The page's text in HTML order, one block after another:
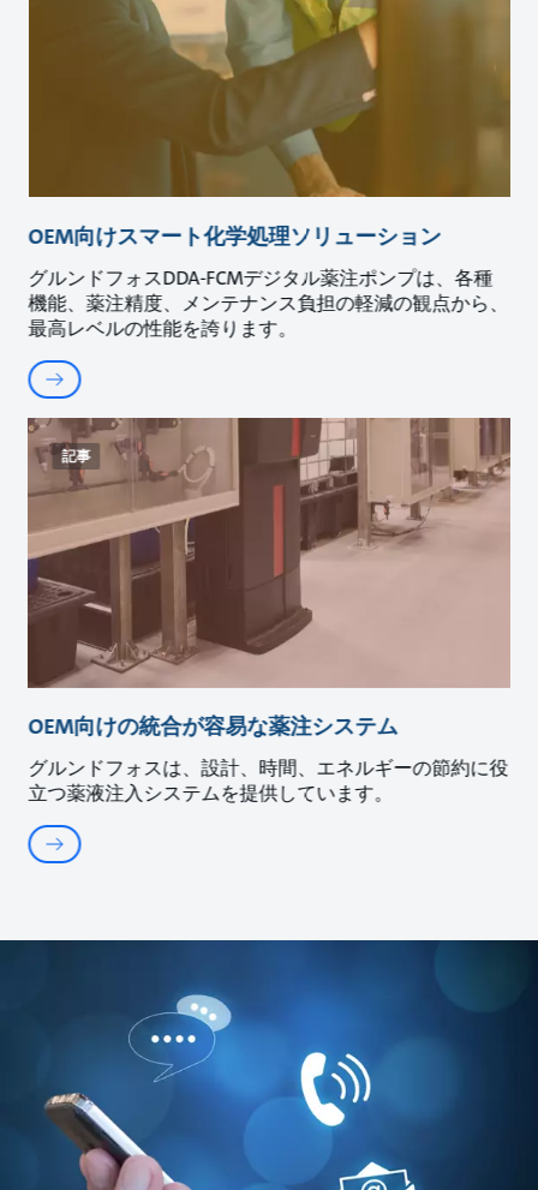
OEM向けスマート化学処理ソリューション
グルンドフォスDDA-FCMデジタル薬注ポンプは、各種
機能、薬注精度、メンテナンス負担の軽減の観点から、
最高レベルの性能を誇ります。
記事
OEM向けの統合が容易な薬注システム
グルンドフォスは、設計、時間、エネルギーの節約に役
立つ薬液注入システムを提供しています。